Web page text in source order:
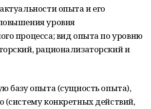
опыта и его
уровня
процесса; вид опыта по уровню
рационализаторский и
базу опыта (сущность опыта),
(систему конкретных действий,